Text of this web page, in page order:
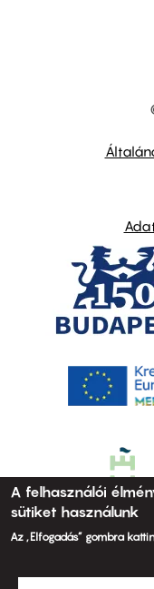
A felhasználói
sütiket használunk
Az „Elfogadás” gombra